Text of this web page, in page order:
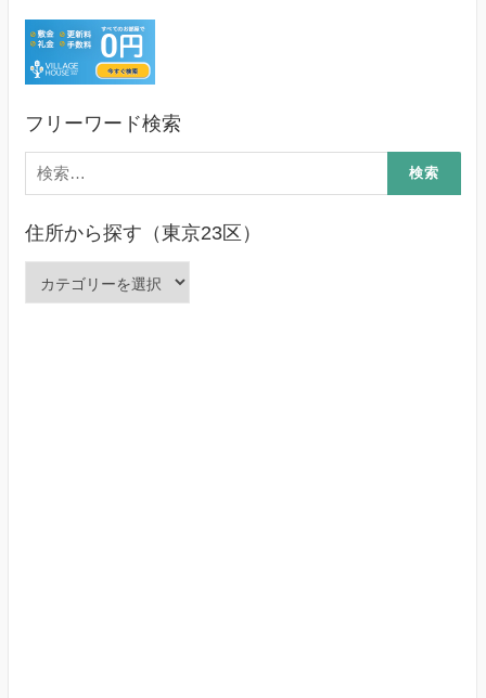
フリーワード検索
検
索:
住所から探す（東京23区）